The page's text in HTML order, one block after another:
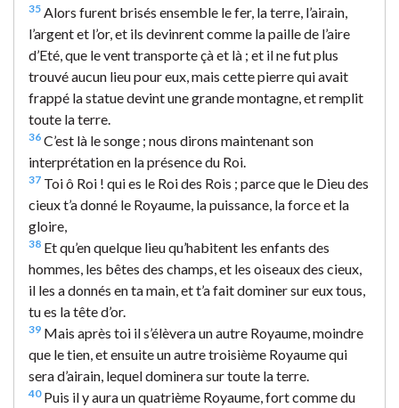
35 Alors furent brisés ensemble le fer, la terre, l’airain,
l’argent et l’or, et ils devinrent comme la paille de l’aire
d’Eté, que le vent transporte çà et là ; et il ne fut plus
trouvé aucun lieu pour eux, mais cette pierre qui avait
frappé la statue devint une grande montagne, et remplit
toute la terre.
36 C’est là le songe ; nous dirons maintenant son
interprétation en la présence du Roi.
37 Toi ô Roi ! qui es le Roi des Rois ; parce que le Dieu des
cieux t’a donné le Royaume, la puissance, la force et la
gloire,
38 Et qu’en quelque lieu qu’habitent les enfants des
hommes, les bêtes des champs, et les oiseaux des cieux,
il les a donnés en ta main, et t’a fait dominer sur eux tous,
tu es la tête d’or.
39 Mais après toi il s’élèvera un autre Royaume, moindre
que le tien, et ensuite un autre troisième Royaume qui
sera d’airain, lequel dominera sur toute la terre.
40Puis il y aura un quatrième Royaume, fort comme du